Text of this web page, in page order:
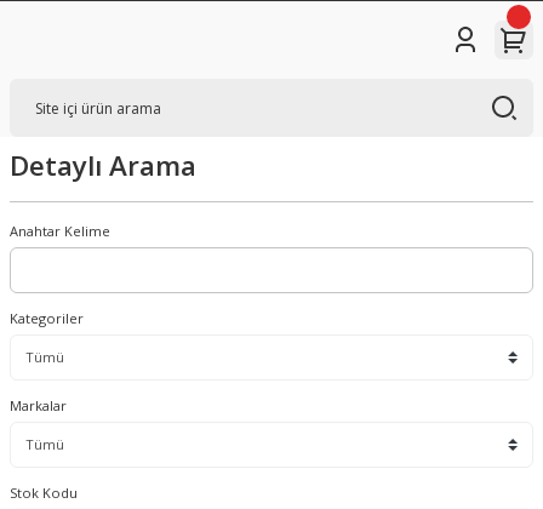
Detaylı Arama
Anahtar Kelime
Kategoriler
Markalar
Stok Kodu